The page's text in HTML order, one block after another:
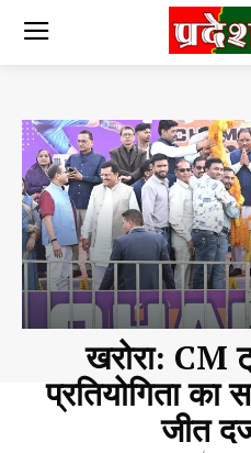
खरोरा: CM
प्रतियोगिता का
जीत